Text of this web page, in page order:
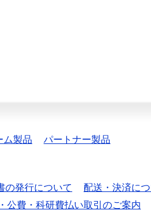
ム製品 パートナー製品
の発行について 配送・決済に
公費・科研費払い取引のご案内